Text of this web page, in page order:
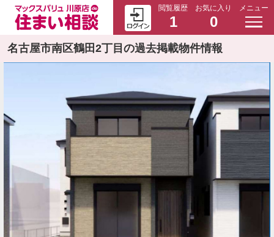
閲覧履歴
1
お気に入り
0
メニュー
名古屋市南区鶴田2丁目の過去掲載物件情報